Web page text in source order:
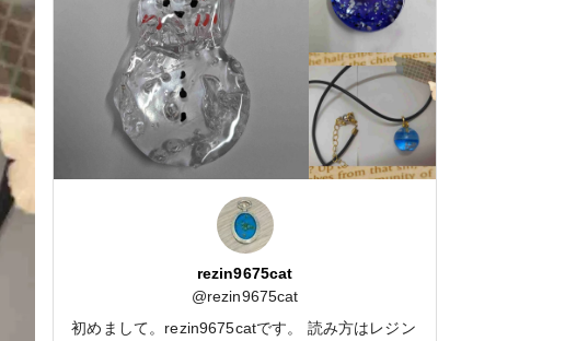
rezin9675cat
@rezin9675cat
初めまして。rezin9675catです。 読み方はレジン